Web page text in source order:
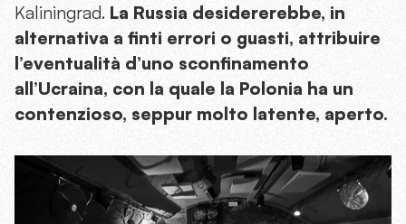
Kaliningrad. La Russia desidererebbe, in
alternativa a finti errori o guasti, attribuire
l’eventualità d’uno sconfinamento
all’Ucraina, con la quale la Polonia ha un
contenzioso, seppur molto latente, aperto.